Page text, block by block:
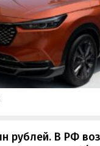
рублей. В РФ